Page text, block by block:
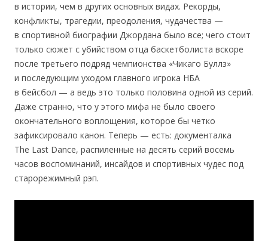
в истории, чем в других основных видах. Рекорды,
конфликты, трагедии, преодоления, чудачества —
в спортивной биографии Джордана было все; чего стоит
только сюжет с убийством отца баскетболиста вскоре
после третьего подряд чемпионства «Чикаго Буллз»
и последующим уходом главного игрока НБА
в бейсбол — а ведь это только половина одной из серий.
Даже странно, что у этого мифа не было своего
окончательного воплощения, которое бы четко
зафиксировало канон. Теперь — есть: документалка
The Last Dance, распиленные на десять серий восемь
часов воспоминаний, инсайдов и спортивных чудес под
старорежимный рэп.